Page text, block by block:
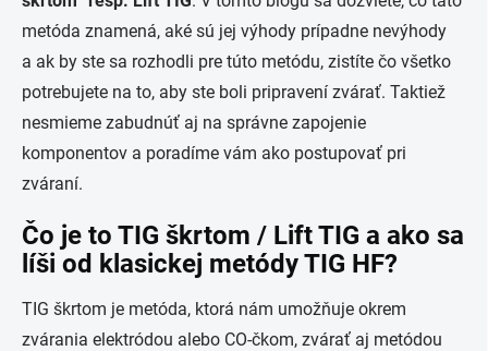
metóda znamená, aké sú jej výhody prípadne nevýhody
a ak by ste sa rozhodli pre túto metódu, zistíte čo všetko
potrebujete na to, aby ste boli pripravení zvárať. Taktiež
nesmieme zabudnúť aj na správne zapojenie
komponentov a poradíme vám ako postupovať pri
zváraní.
Čo je to TIG škrtom / Lift TIG a ako sa
líši od klasickej metódy TIG HF?
TIG škrtom je metóda, ktorá nám umožňuje okrem
zvárania elektródou alebo CO-čkom, zvárať aj metódou